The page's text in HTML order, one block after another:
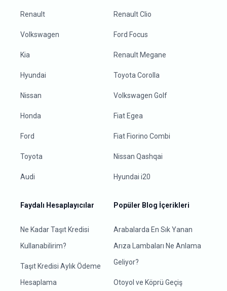
Renault
Volkswagen
Kia
Hyundai
Nissan
Honda
Ford
Toyota
Audi
Renault Clio
Ford Focus
Renault Megane
Toyota Corolla
Volkswagen Golf
Fiat Egea
Fiat Fiorino Combi
Nissan Qashqai
Hyundai i20
Faydalı Hesaplayıcılar
Ne Kadar Taşıt Kredisi
Kullanabilirim?
Taşıt Kredisi Aylık Ödeme
Hesaplama
Popüler Blog İçerikleri
Arabalarda En Sık Yanan
Arıza Lambaları Ne Anlama
Geliyor?
Otoyol ve Köprü Geçiş